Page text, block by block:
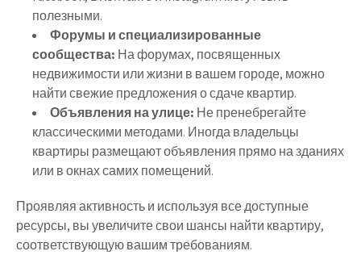
полезными.
Форумы и специализированные
сообщества: На форумах, посвященных
недвижимости или жизни в вашем городе, можно
найти свежие предложения о сдаче квартир.
Объявления на улице: Не пренебрегайте
классическими методами. Иногда владельцы
квартиры размещают объявления прямо на зданиях
или в окнах самих помещений.
Проявляя активность и используя все доступные
ресурсы, вы увеличите свои шансы найти квартиру,
соответствующую вашим требованиям.